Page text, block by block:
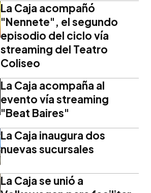
La Caja acompañó
"Nennete", el segundo
episodio del ciclo vía
streaming del Teatro
Coliseo
La Caja acompaña al
evento vía streaming
"Beat Baires"
La Caja inaugura dos
nuevas sucursales
La Caja se unió a